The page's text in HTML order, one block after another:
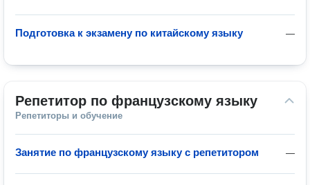
—
Подготовка к экзамену по китайскому языку
Репетитор по французскому языку
Репетиторы и обучение
—
Занятие по французскому языку с репетитором